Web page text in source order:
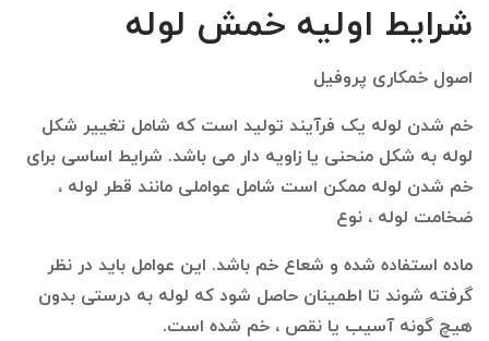
شرایط اولیه خمش لوله
اصول خمکاری پروفیل
خم شدن لوله یک فرآیند تولید است که شامل تغییر شکل
لوله به شکل منحنی یا زاویه دار می باشد. شرایط اساسی برای
خم شدن لوله ممکن است شامل عواملی مانند قطر لوله ،
ضخامت لوله ، نوع
ماده استفاده شده و شعاع خم باشد. این عوامل باید در نظر
گرفته شوند تا اطمینان حاصل شود که لوله به درستی بدون
هیچ گونه آسیب یا نقص ، خم شده است.